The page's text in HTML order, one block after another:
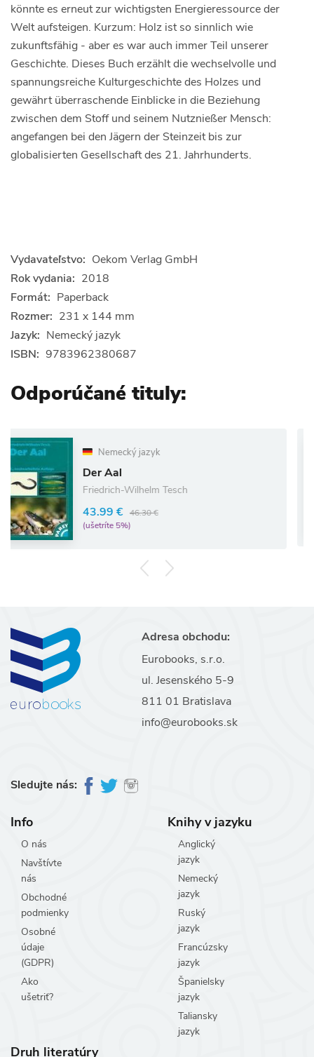
könnte es erneut zur wichtigsten Energieressource der
Welt aufsteigen. Kurzum: Holz ist so sinnlich wie
zukunftsfähig - aber es war auch immer Teil unserer
Geschichte. Dieses Buch erzählt die wechselvolle und
spannungsreiche Kulturgeschichte des Holzes und
gewährt überraschende Einblicke in die Beziehung
zwischen dem Stoff und seinem Nutznießer Mensch:
angefangen bei den Jägern der Steinzeit bis zur
globalisierten Gesellschaft des 21. Jahrhunderts.
Vydavateľstvo: Oekom Verlag GmbH
Rok vydania: 2018
Formát: Paperback
Rozmer: 231 x 144 mm
Jazyk: Nemecký jazyk
ISBN: 9783962380687
Odporúčané tituly:
Nemecký jazyk
Der Aal
Friedrich-Wilhelm Tesch
43.99 € 46.30 €
(ušetríte 5%)
Adresa obchodu:
Eurobooks, s.r.o.
ul. Jesenského 5-9
811 01 Bratislava
info@eurobooks.sk
Sledujte nás:
Info
O nás
Navštívte
nás
Obchodné
podmienky
Osobné
údaje
(GDPR)
Ako
ušetriť?
Knihy v jazyku
Anglický
jazyk
Nemecký
jazyk
Ruský
jazyk
Francúzsky
jazyk
Španielsky
jazyk
Taliansky
jazyk
Druh literatúry